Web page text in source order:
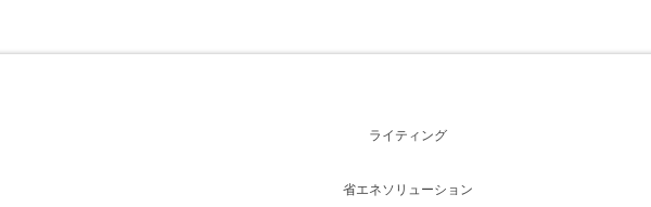
ライティング
省エネソリューション